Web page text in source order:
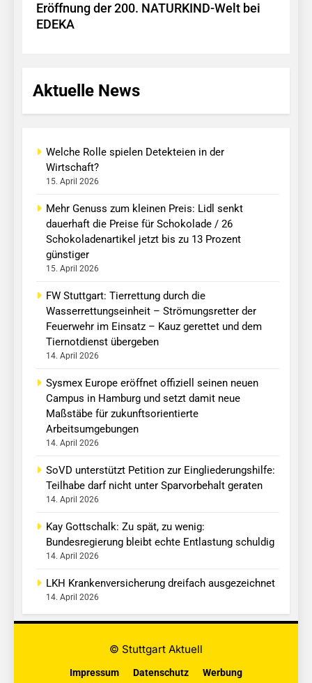
Eröffnung der 200. NATURKIND-Welt bei
EDEKA
Aktuelle News
Welche Rolle spielen Detekteien in der
Wirtschaft?
15. April 2026
Mehr Genuss zum kleinen Preis: Lidl senkt
dauerhaft die Preise für Schokolade / 26
Schokoladenartikel jetzt bis zu 13 Prozent
günstiger
15. April 2026
FW Stuttgart: Tierrettung durch die
Wasserrettungseinheit – Strömungsretter der
Feuerwehr im Einsatz – Kauz gerettet und dem
Tiernotdienst übergeben
14. April 2026
Sysmex Europe eröffnet offiziell seinen neuen
Campus in Hamburg und setzt damit neue
Maßstäbe für zukunftsorientierte
Arbeitsumgebungen
14. April 2026
SoVD unterstützt Petition zur Eingliederungshilfe:
Teilhabe darf nicht unter Sparvorbehalt geraten
14. April 2026
Kay Gottschalk: Zu spät, zu wenig:
Bundesregierung bleibt echte Entlastung schuldig
14. April 2026
LKH Krankenversicherung dreifach ausgezeichnet
14. April 2026
© Stuttgart Aktuell
Impressum Datenschutz Werbung